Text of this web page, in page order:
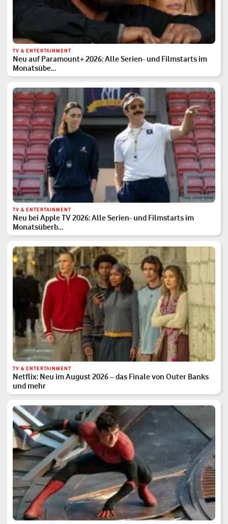
TV & ENTERTAINMENT
Neu auf Paramount+ 2026: Alle Serien- und Filmstarts im
Monatsübe…
TV & ENTERTAINMENT
Neu bei Apple TV 2026: Alle Serien- und Filmstarts im
Monatsüberb…
TV & ENTERTAINMENT
Netflix: Neu im August 2026 – das Finale von Outer Banks
und mehr